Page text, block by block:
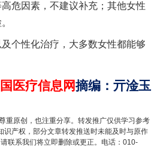
危因素，不建议补充；其他女性
个性化治疗，大多数女性都能够
医疗信息网摘编 ： 亓淦玉
重原创，也注重分享。转发推广仅供学习参考
产权，部分文章转发推送时未能及时与原作
联系我们将立即删除或更正。电话：010-